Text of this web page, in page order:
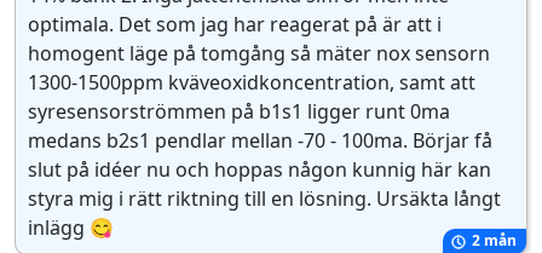
optimala. Det som jag har reagerat på är att i
homogent läge på tomgång så mäter nox sensorn
1300-1500ppm kväveoxidkoncentration, samt att
syresensorströmmen på b1s1 ligger runt 0ma
medans b2s1 pendlar mellan -70 - 100ma. Börjar få
slut på idéer nu och hoppas någon kunnig här kan
styra mig i rätt riktning till en lösning. Ursäkta långt
inlägg 😋
2 mån